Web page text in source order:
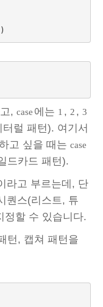
)
, case 에는 1 , 2 , 3
럴 패턴). 여기서
고 싶을 때는 case
드카드 패턴).
라고 부르는데, 단
퀀스(리스트, 튜
정할 수 있습니다.
턴, 캡쳐 패턴을